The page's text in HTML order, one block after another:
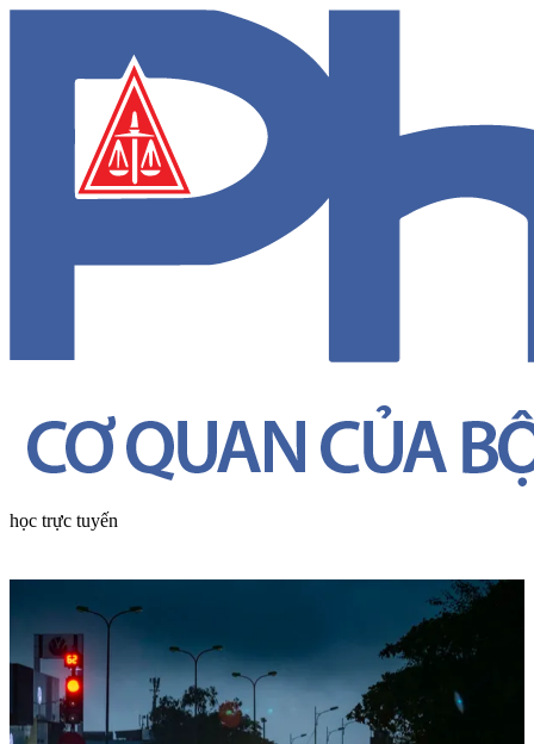
học trực tuyến